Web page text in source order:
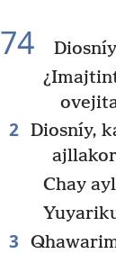
74
2 Diosníy,
Chay
3